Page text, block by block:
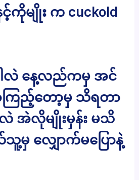
ကိုမျိုး က cuckold
လဲ နေ့လည်ကမှ အင်
ကြည့်တော့မှ သိရတာ
အဲလိုမျိုးမှန်း မသိ
မှ လျှောက်မပြောနဲ့